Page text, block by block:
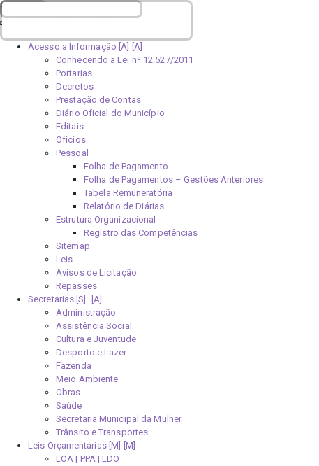
Portal da Transparência
Acesso a Informação [A]
Conhecendo a Lei nº 12.527/2011
Portarias
Decretos
Prestação de Contas
Diário Oficial do Município
Editais
Ofícios
Pessoal
Folha de Pagamento
Folha de Pagamentos – Gestões Anteriores
Tabela Remuneratória
Relatório de Diárias
Estrutura Organizacional
Registro das Competências
Sitemap
Leis
Avisos de Licitação
Repasses
Secretarias [S]
Administração
Assistência Social
Cultura e Juventude
Desporto e Lazer
Fazenda
Meio Ambiente
Obras
Saúde
Secretaria Municipal da Mulher
Trânsito e Transportes
Leis Orçamentárias [M]
LOA | PPA | LDO